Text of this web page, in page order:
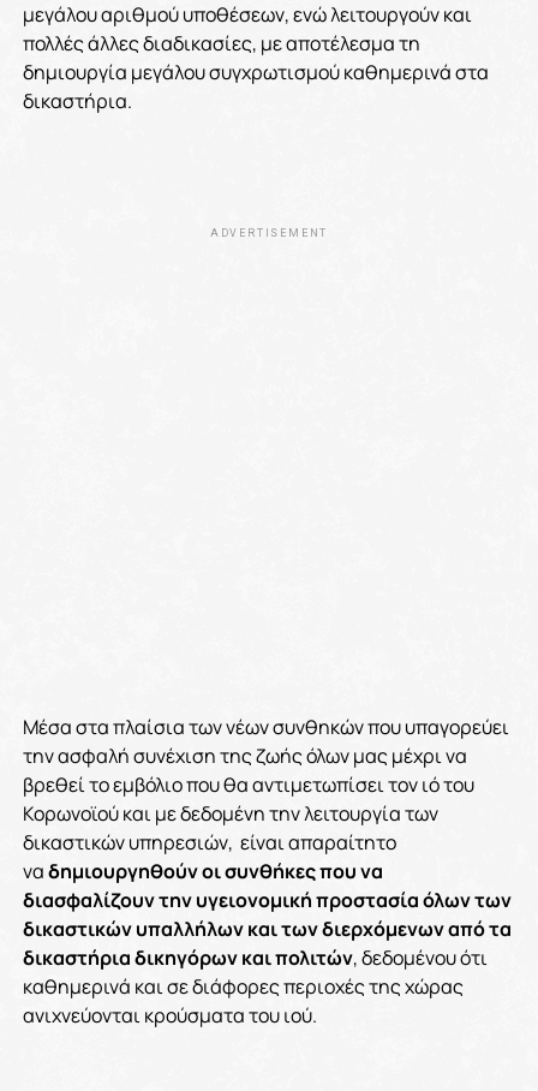
μεγάλου αριθμού υποθέσεων, ενώ λειτουργούν και
πολλές άλλες διαδικασίες, με αποτέλεσμα τη
δημιουργία μεγάλου συγχρωτισμού καθημερινά στα
δικαστήρια.
ADVERTISEMENT
Μέσα στα πλαίσια των νέων συνθηκών που υπαγορεύει
την ασφαλή συνέχιση της ζωής όλων μας μέχρι να
βρεθεί το εμβόλιο που θα αντιμετωπίσει τον ιό του
Κορωνοϊού και με δεδομένη τηνλειτουργία των
δικαστικών υπηρεσιών, είναι απαραίτητο
ναδημιουργηθούν οι συνθήκες που να
διασφαλίζουν την υγειονομική προστασία όλων των
δικαστικών υπαλλήλων και των διερχόμενων από τα
δικαστήρια δικηγόρων και πολιτών, δεδομένου ότι
καθημερινά και σε διάφορες περιοχές της χώρας
ανιχνεύονται κρούσματα του ιού.